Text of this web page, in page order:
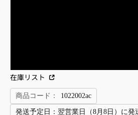
在庫リスト
商品コード： 1022002ac
発送予定日： 翌営業日（8月8日）に発